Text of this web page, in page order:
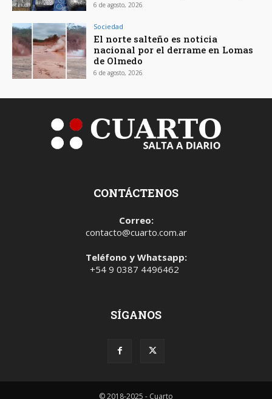
6 de agosto, 2026
Sociedad
El norte salteño es noticia
nacional por el derrame en Lomas
de Olmedo
6 de agosto, 2026
CONTÁCTENOS
Correo:
contacto@cuarto.com.ar
Teléfono y Whatsapp:
+54 9 0387 4496462
SÍGANOS
© 2018-2025 - Cuarto